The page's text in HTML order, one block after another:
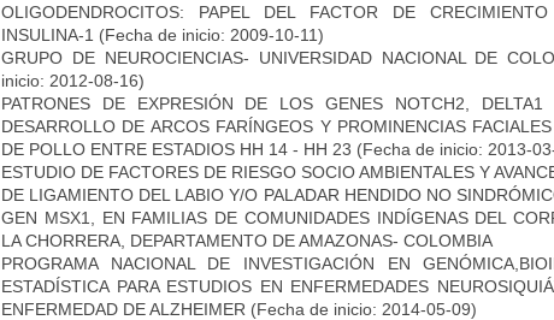
OLIGODENDROCITOS: PAPEL DEL FACTOR DE
INSULINA-1 (Fecha de inicio: 2009-10-11)
GRUPO DE NEUROCIENCIAS- UNIVERSIDAD NACIONAL DE
inicio: 2012-08-16)
PATRONES DE EXPRESIÓN DE LOS GENES NOTCH2,
DESARROLLO DE ARCOS FARÍNGEOS Y PROMINENCIAS
DE POLLO ENTRE ESTADIOS HH 14 - HH 23 (Fecha de inicio: 2013-
ESTUDIO DE FACTORES DE RIESGO SOCIO AMBIENTALES Y
DE LIGAMIENTO DEL LABIO Y/O PALADAR HENDIDO NO
GEN MSX1, EN FAMILIAS DE COMUNIDADES INDÍGENAS DEL
LA CHORRERA, DEPARTAMENTO DE AMAZONAS- COLOMBIA
PROGRAMA NACIONAL DE INVESTIGACIÓN EN
ESTADÍSTICA PARA ESTUDIOS EN ENFERMEDADES
ENFERMEDAD DE ALZHEIMER (Fecha de inicio: 2014-05-09)